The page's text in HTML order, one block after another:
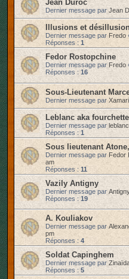
Jean Duroc
Dernier message parJean
Illusions et
Dernier message par Fredo
Réponses : 1
Fedor Rostopchine
Dernier message parFredo
Réponses : 16
Sous-Lieutenant
Dernier message par
Leblanc aka fourchette
Dernier message parleblanc
Réponses : 1
Sous lieutenant
Dernier message par Fedor
am
Réponses : 11
Vazily Antigny
Dernier message par
Réponses : 19
A. Kouliakov
Dernier message par
pm
Réponses : 4
Soldat Capinghem
Dernier message par
Réponses : 5